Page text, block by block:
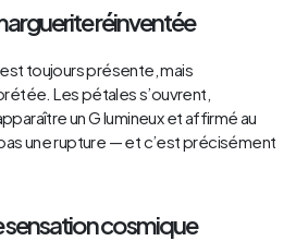
réinventée
toujours présente, mais
Les pétales s’ouvrent,
un G lumineux et affirmé au
une rupture — et c’est précisément
cosmique